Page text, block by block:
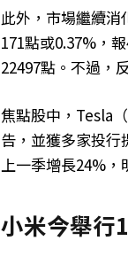
此外，市場繼續消
171點或0.37%，
22497點。不過，
焦點股中，Tesla
告，並獲多家投行
上一季增長24%，
小米今舉行